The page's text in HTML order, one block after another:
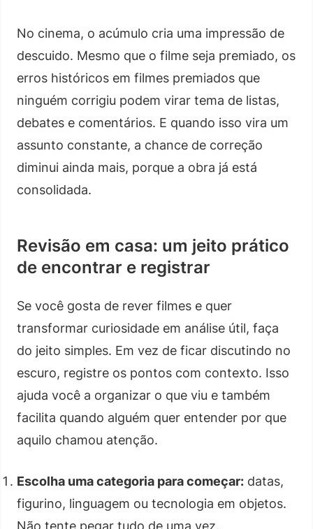
No cinema, o acúmulo cria uma impressão de
descuido. Mesmo que o filme seja premiado, os
erros históricos em filmes premiados que
ninguém corrigiu podem virar tema de listas,
debates e comentários. E quando isso vira um
assunto constante, a chance de correção
diminui ainda mais, porque a obra já está
consolidada.
Revisão em casa: um jeito prático
de encontrar e registrar
Se você gosta de rever filmes e quer
transformar curiosidade em análise útil, faça
do jeito simples. Em vez de ficar discutindo no
escuro, registre os pontos com contexto. Isso
ajuda você a organizar o que viu e também
facilita quando alguém quer entender por que
aquilo chamou atenção.
Escolha uma categoria para começar: datas,
figurino, linguagem ou tecnologia em objetos.
Não tente pegar tudo de uma vez.